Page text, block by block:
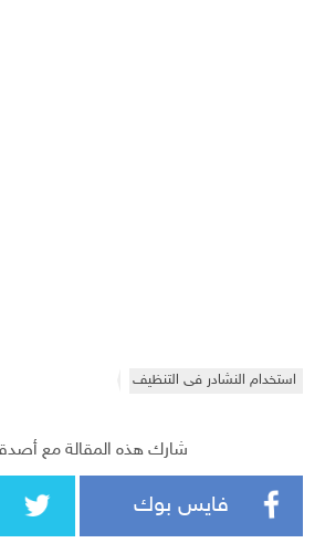
استخدام النشادر فى التنظيف
شارك هذه المقالة مع
فايس بوك